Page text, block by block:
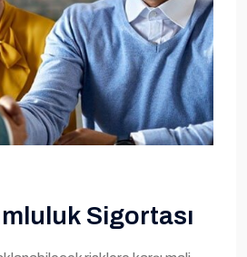
Sigortası